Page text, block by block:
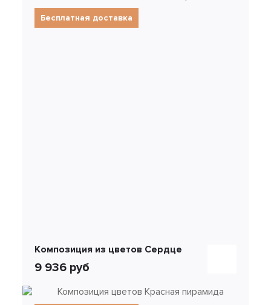
Бесплатная доставка
Композиция из цветов Сердце
9 936 руб